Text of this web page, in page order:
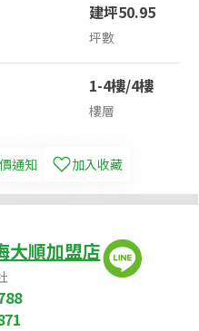
建坪50.95
坪數
1-4樓/4樓
樓層
通知 加入收藏
大順加盟店